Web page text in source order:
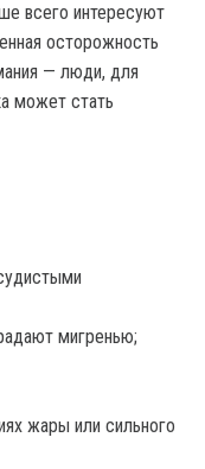
всего интересуют
осторожность
— люди, для
может стать
мигренью;
жары или сильного